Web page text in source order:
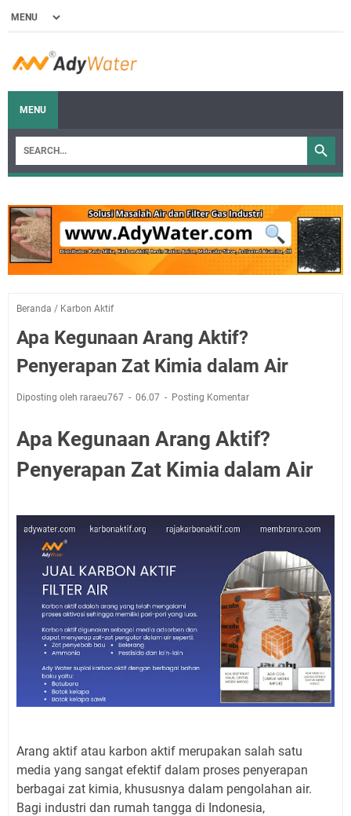
MENU
Beranda / Karbon Aktif
Apa Kegunaan Arang Aktif?
Penyerapan Zat Kimia dalam Air
Diposting oleh raraeu767 06.07 Posting Komentar
Apa Kegunaan Arang Aktif?
Penyerapan Zat Kimia dalam Air
Arang aktif atau karbon aktif merupakan salah satu
media yang sangat efektif dalam proses penyerapan
berbagai zat kimia, khususnya dalam pengolahan air.
Bagi industri dan rumah tangga di Indonesia,